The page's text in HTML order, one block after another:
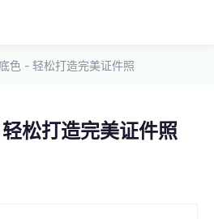
色 - 轻松打造完美证件照
松打造完美证件照